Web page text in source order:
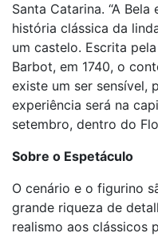
Santa Catarina. “A
história clássica da
um castelo. Escrita
Barbot, em 1740, o
existe um ser sensível,
experiência será na
setembro, dentro do
Sobre o Espetáculo
O cenário e o figurino
grande riqueza de
realismo aos clássicos